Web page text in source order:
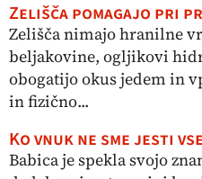
Zelišča pomagajo pri
Zelišča nimajo hranilne
beljakovine, ogljikovi
obogatijo okus jedem in
in fizično...
Ko vnuk ne sme jesti
Babica je spekla svojo